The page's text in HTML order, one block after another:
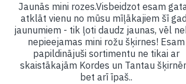
Jaunās mini rozes.Visbeidzot esam
atklāt vienu no mūsu mīļākajiem šī
jaunumiem - tik ļoti daudz jaunas, vēl
nepieejamas mini rožu šķirnes! Esam
papildinājuši sortimentu ne tikai ar
skaistākajām Kordes un Tantau
bet arī īpaš..